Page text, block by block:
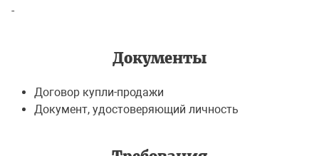
-
Документы
Договор купли-продажи
Документ, удостоверяющий личность